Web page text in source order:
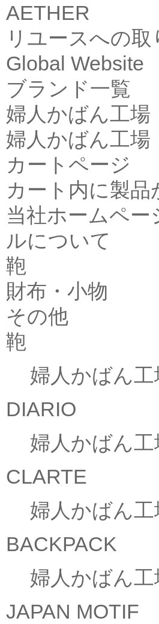
AETHER
リユースへの取
Global Website
ブランド一覧
婦人かばん工場
婦人かばん工場
カートページ
カート内に製
当社ホームペ
ルについて
鞄
財布・小物
その他
鞄
婦人かばん工
DIARIO
婦人かばん工
CLARTE
婦人かばん工
BACKPACK
婦人かばん工
JAPAN MOTIF